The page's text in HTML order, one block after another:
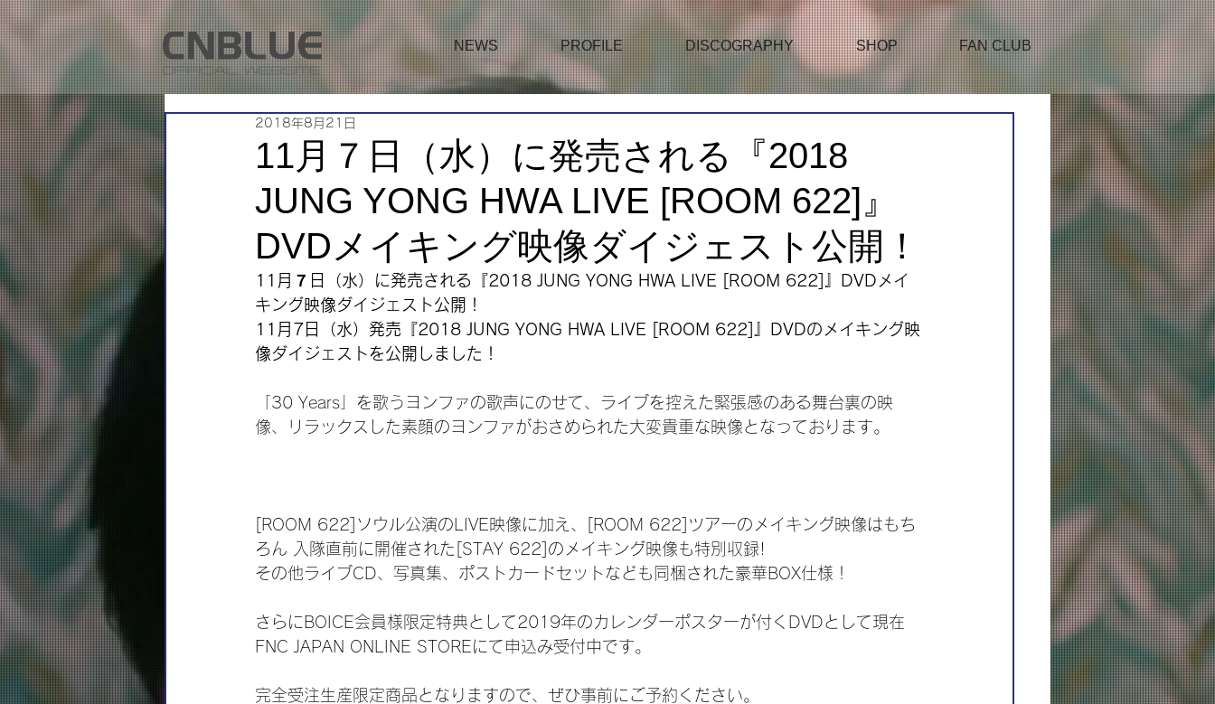
NEWS PROFILE DISCOGRAPHY SHOP FAN CLUB
11月７日（水）に発売される『2018
JUNG YONG HWA LIVE [ROOM 622]』
DVDメイキング映像ダイジェスト公開！
2018年8月21日
11月７日（水）に発売される『2018 JUNG YONG HWA LIVE [ROOM 622]』DVDメイ
キング映像ダイジェスト公開！
11月7日（水）発売『2018 JUNG YONG HWA LIVE [ROOM 622]』DVDのメイキング映
像ダイジェストを公開しました！
「30 Years」を歌うヨンファの歌声にのせて、ライブを控えた緊張感のある舞台裏の映
像、リラックスした素顔のヨンファがおさめられた大変貴重な映像となっております。
[ROOM 622]ソウル公演のLIVE映像に加え、[ROOM 622]ツアーのメイキング映像はもち
ろん 入隊直前に開催された[STAY 622]のメイキング映像も特別収録!
その他ライブCD、写真集、ポストカードセットなども同梱された豪華BOX仕様！
さらにBOICE会員様限定特典として2019年のカレンダーポスターが付くDVDとして現在
FNC JAPAN ONLINE STOREにて申込み受付中です。
完全受注生産限定商品となりますので、ぜひ事前にご予約ください。